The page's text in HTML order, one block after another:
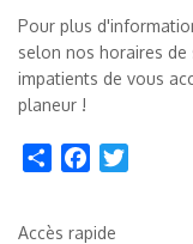
Pour plus
selon nos horaires
impatients de vous
planeur !
Share Facebook
Accès rapide